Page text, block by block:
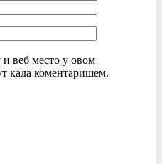
и веб место у овом
када коментаришем.